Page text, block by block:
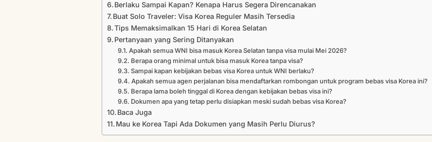
Berlaku Sampai Kapan? Kenapa Harus Segera Direncanakan
Buat Solo Traveler: Visa Korea Reguler Masih Tersedia
Tips Memaksimalkan 15 Hari di Korea Selatan
Pertanyaan yang Sering Ditanyakan
Apakah semua WNI bisa masuk Korea Selatan tanpa visa mulai Mei 2026?
Berapa orang minimal untuk bisa masuk Korea tanpa visa?
Sampai kapan kebijakan bebas visa Korea untuk WNI berlaku?
Apakah semua agen perjalanan bisa mendaftarkan rombongan untuk program bebas visa Korea ini?
Berapa lama boleh tinggal di Korea dengan kebijakan bebas visa ini?
Dokumen apa yang tetap perlu disiapkan meski sudah bebas visa Korea?
Baca Juga
Mau ke Korea Tapi Ada Dokumen yang Masih Perlu Diurus?